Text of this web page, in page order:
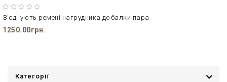
З'єднують ремені нагрудника до балки пара
1250.00грн.
Категорії